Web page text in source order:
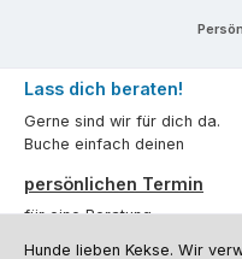
Lass dich beraten!
Gerne sind wir für dich da.
Buche einfach deinen
persönlichen Termin
für eine Beratung.
Oder über unser
Hunde lieben Kekse. Wir